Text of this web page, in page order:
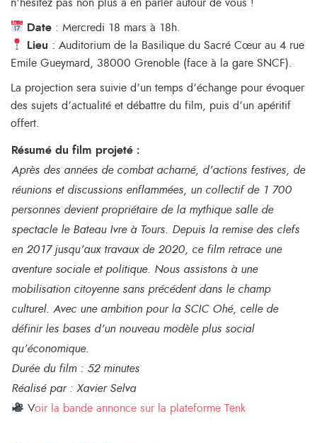
n’hésitez pas non plus à en parler autour de vous !
Date : Mercredi 18 mars à 18h.
Lieu : Auditorium de la Basilique du Sacré Cœur au 4 rue
Emile Gueymard, 38000 Grenoble (face à la gare SNCF).
La projection sera suivie d’un temps d’échange pour évoquer
des sujets d’actualité et débattre du film, puis d’un apéritif
offert.
Résumé du film projeté :
Après des années de combat acharné, d’actions festives, de
réunions et discussions enflammées, un collectif de 1 700
personnes devient propriétaire de la mythique salle de
spectacle le Bateau Ivre à Tours. Depuis la remise des clefs
en 2017 jusqu’aux travaux de 2020, ce film retrace une
aventure sociale et politique. Nous assistons à une
mobilisation citoyenne sans précédent dans le champ
culturel. Avec une ambition pour la SCIC Ohé, celle de
définir les bases d’un nouveau modèle plus social
qu’économique.
Durée du film : 52 minutes
Réalisé par : Xavier Selva
Voir la bande annonce sur la plateforme Tënk